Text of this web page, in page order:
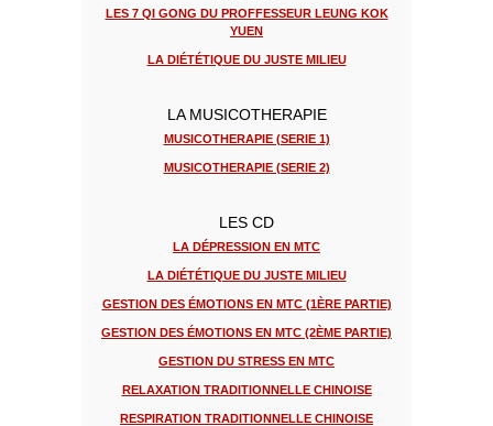
LES 7 QI GONG DU PROFFESSEUR LEUNG KOK
YUEN
LA DIÉTÉTIQUE DU JUSTE MILIEU
LA MUSICOTHERAPIE
MUSICOTHERAPIE (SERIE 1)
MUSICOTHERAPIE (SERIE 2)
LES CD
LA DÉPRESSION EN MTC
LA DIÉTÉTIQUE DU JUSTE MILIEU
GESTION DES ÉMOTIONS EN MTC (1ÈRE PARTIE)
GESTION DES ÉMOTIONS EN MTC (2ÈME PARTIE)
GESTION DU STRESS EN MTC
RELAXATION TRADITIONNELLE CHINOISE
RESPIRATION TRADITIONNELLE CHINOISE